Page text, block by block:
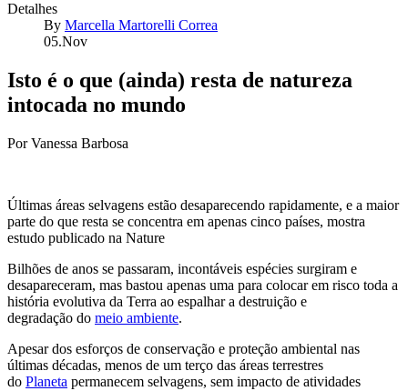
Detalhes
By Marcella Martorelli Correa
05.Nov
Isto é o que (ainda) resta de natureza
intocada no mundo
Por Vanessa Barbosa
Últimas áreas selvagens estão desaparecendo rapidamente, e a maior
parte do que resta se concentra em apenas cinco países, mostra
estudo publicado na Nature
Bilhões de anos se passaram, incontáveis espécies surgiram e
desapareceram, mas bastou apenas uma para colocar em risco toda a
história evolutiva da Terra ao espalhar a destruição e
degradação do meio ambiente.
Apesar dos esforços de conservação e proteção ambiental nas
últimas décadas, menos de um terço das áreas terrestres
do Planeta permanecem selvagens, sem impacto de atividades